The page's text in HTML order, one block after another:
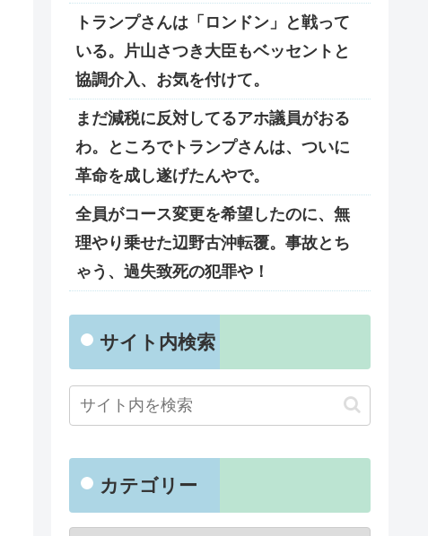
トランプさんは「ロンドン」と戦って
いる。片山さつき大臣もベッセントと
協調介入、お気を付けて。
まだ減税に反対してるアホ議員がおる
わ。ところでトランプさんは、ついに
革命を成し遂げたんやで。
全員がコース変更を希望したのに、無
理やり乗せた辺野古沖転覆。事故とち
ゃう、過失致死の犯罪や！
サイト内検索
カテゴリー